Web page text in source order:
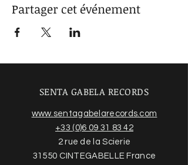
Partager cet événement
SENTA GABELA RECORDS
www.sentagabelarecords.com
+33 (0)6 09 31 83 42
2 rue de la Scierie
31550 CINTEGABELLE France